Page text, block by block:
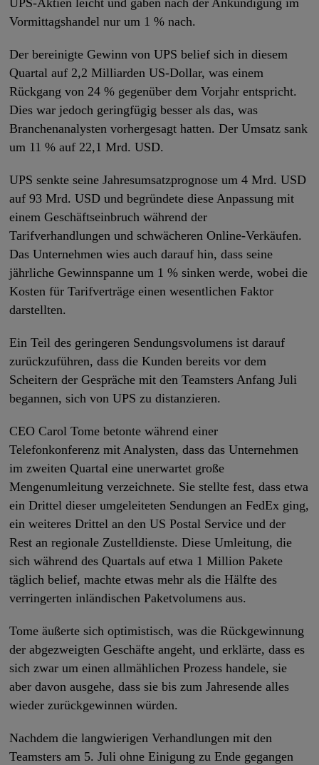
UPS-Aktien leicht und gaben nach der Ankündigung im
Vormittagshandel nur um 1 % nach.
Der bereinigte Gewinn von UPS belief sich in diesem
Quartal auf 2,2 Milliarden US-Dollar, was einem
Rückgang von 24 % gegenüber dem Vorjahr entspricht.
Dies war jedoch geringfügig besser als das, was
Branchenanalysten vorhergesagt hatten. Der Umsatz sank
um 11 % auf 22,1 Mrd. USD.
UPS senkte seine Jahresumsatzprognose um 4 Mrd. USD
auf 93 Mrd. USD und begründete diese Anpassung mit
einem Geschäftseinbruch während der
Tarifverhandlungen und schwächeren Online-Verkäufen.
Das Unternehmen wies auch darauf hin, dass seine
jährliche Gewinnspanne um 1 % sinken werde, wobei die
Kosten für Tarifverträge einen wesentlichen Faktor
darstellten.
Ein Teil des geringeren Sendungsvolumens ist darauf
zurückzuführen, dass die Kunden bereits vor dem
Scheitern der Gespräche mit den Teamsters Anfang Juli
begannen, sich von UPS zu distanzieren.
CEO Carol Tome betonte während einer
Telefonkonferenz mit Analysten, dass das Unternehmen
im zweiten Quartal eine unerwartet große
Mengenumleitung verzeichnete. Sie stellte fest, dass etwa
ein Drittel dieser umgeleiteten Sendungen an FedEx ging,
ein weiteres Drittel an den US Postal Service und der
Rest an regionale Zustelldienste. Diese Umleitung, die
sich während des Quartals auf etwa 1 Million Pakete
täglich belief, machte etwas mehr als die Hälfte des
verringerten inländischen Paketvolumens aus.
Tome äußerte sich optimistisch, was die Rückgewinnung
der abgezweigten Geschäfte angeht, und erklärte, dass es
sich zwar um einen allmählichen Prozess handele, sie
aber davon ausgehe, dass sie bis zum Jahresende alles
wieder zurückgewinnen würden.
Nachdem die langwierigen Verhandlungen mit den
Teamsters am 5. Juli ohne Einigung zu Ende gegangen